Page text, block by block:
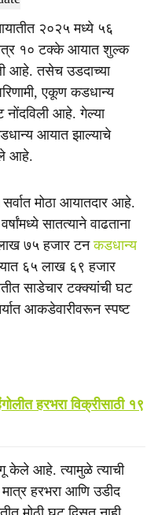
२०२५ मध्ये ५६
१० टक्के आयात शुल्क
आहे. तसेच उडदाच्या
एकूण कडधान्य
आहे. गेल्या
आयात झाल्याचे
आहे.
मोठा आयातदार आहे.
सातत्याने वाढताना
७५ हजार टनकडधान्य
६५ लाख ६९ हजार
साडेचार टक्क्यांची घट
आकडेवारीवरून स्पष्ट
हरभरा विक्रीसाठी १९
केले आहे. त्यामुळे त्याची
हरभरा आणि उडीद